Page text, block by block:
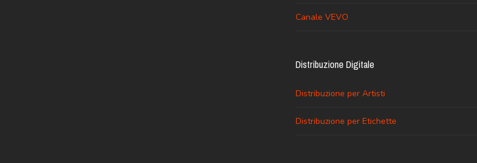
Canale VEVO
Distribuzione Digitale
Distribuzione per Artisti
Distribuzione per Etichette